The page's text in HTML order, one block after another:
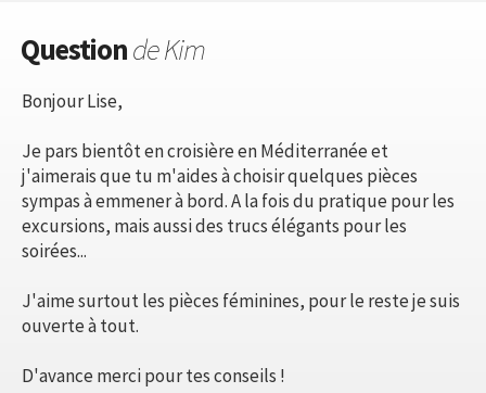
Questionde Kim
Bonjour Lise,
Je pars bientôt en croisière en Méditerranée et
j'aimerais que tu m'aides à choisir quelques pièces
sympas à emmener à bord. A la fois du pratique pour les
excursions, mais aussi des trucs élégants pour les
soirées...
J'aime surtout les pièces féminines, pour le reste je suis
ouverte à tout.
D'avance merci pour tes conseils !